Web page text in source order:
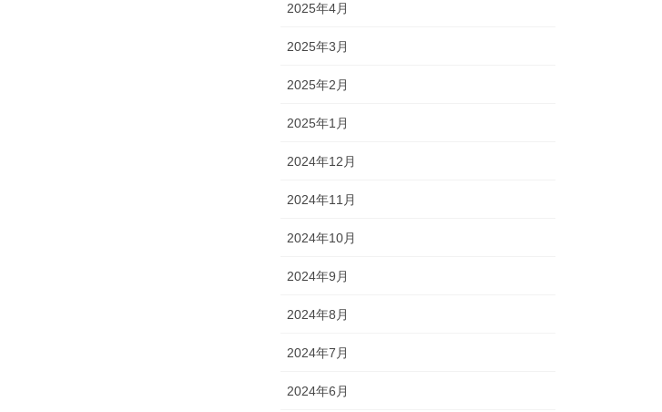
2025年4月
2025年3月
2025年2月
2025年1月
2024年12月
2024年11月
2024年10月
2024年9月
2024年8月
2024年7月
2024年6月